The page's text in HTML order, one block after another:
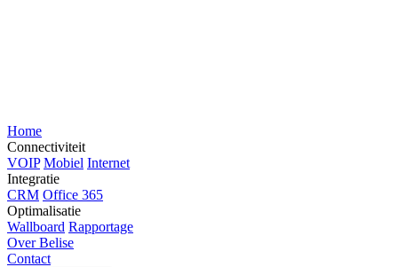
Home
Connectiviteit
VOIP Mobiel Internet
Integratie
CRM Office 365
Optimalisatie
Wallboard Rapportage
Over Belise
Contact